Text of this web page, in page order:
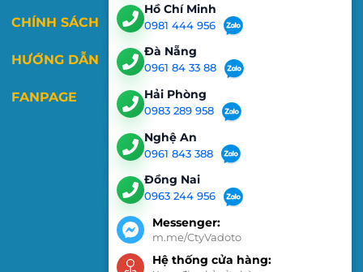
CHÍNH SÁCH
HƯỚNG DẪN
FANPAGE
Hồ Chí Minh
0981 444 956
Đà Nẵng
0961 84 33 88
Hải Phòng
0983 289 958
Nghệ An
0961 843 388
Đồng Nai
0963 244 956
Messenger:
m.me/CtyVadoto
Hệ thống cửa hàng: